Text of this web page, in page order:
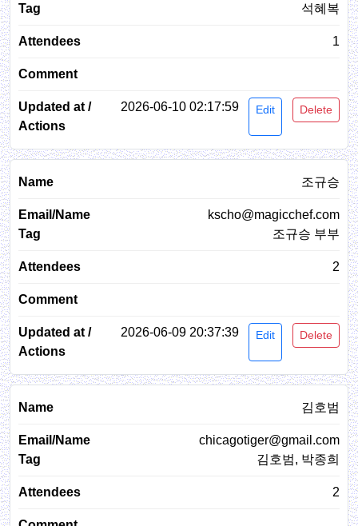
석혜복
1
2026-06-10 02:17:59 Edit Delete
조규승
kscho@magicchef.com
조규승 부부
2
2026-06-09 20:37:39 Edit Delete
김호범
chicagotiger@gmail.com
김호범, 박종희
2